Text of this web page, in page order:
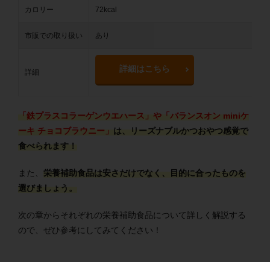
カロリー 72kcal
市販での取り扱い あり
詳細 詳細はこちら
「鉄プラスコラーゲンウエハース」や「バランスオン miniケ
ーキ チョコブラウニー」 は、リーズナブルかつおやつ感覚で
食べられます！
また、 栄養補助食品は安さだけでなく、目的に合ったものを
選びましょう。
次の章からそれぞれの栄養補助食品について詳しく解説する
ので、ぜひ参考にしてみてください！